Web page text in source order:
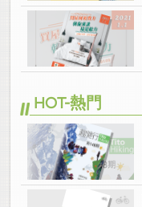
HOT-熱門